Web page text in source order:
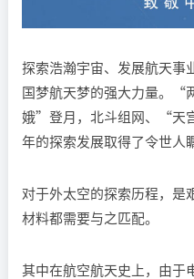
探索浩瀚宇宙、发展航天事
国梦航天梦的强大力量。
娥”登月，北斗组网、“
年的探索发展取得了令世人
对于外太空的探索历程，是
材料都需要与之匹配。
其中在航空航天史上，由于